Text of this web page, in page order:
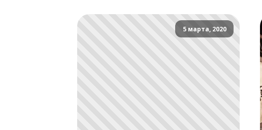
5 марта, 2020